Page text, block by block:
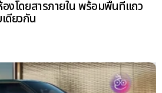
งโดยสารภายใน พร้อมพื้นที่แถว
ดียวกัน